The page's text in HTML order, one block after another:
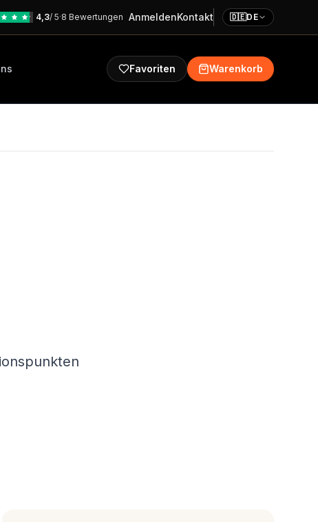
4,3/ 5·8 Bewertungen AnmeldenKontakt 🇩🇪DE
Favoriten Warenkorb